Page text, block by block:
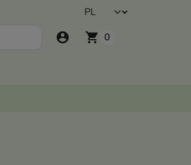
account_circle shopping_cart 0